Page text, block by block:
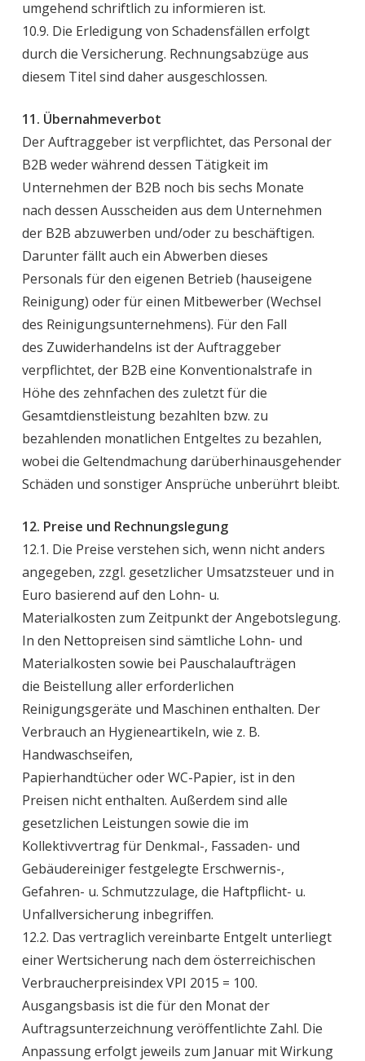
umgehend schriftlich zu informieren ist.
10.9. Die Erledigung von Schadensfällen erfolgt
durch die Versicherung. Rechnungsabzüge aus
diesem Titel sind daher ausgeschlossen.
11. Übernahmeverbot
Der Auftraggeber ist verpflichtet, das Personal der
B2B weder während dessen Tätigkeit im
Unternehmen der B2B noch bis sechs Monate
nach dessen Ausscheiden aus dem Unternehmen
der B2B abzuwerben und/oder zu beschäftigen.
Darunter fällt auch ein Abwerben dieses
Personals für den eigenen Betrieb (hauseigene
Reinigung) oder für einen Mitbewerber (Wechsel
des Reinigungsunternehmens). Für den Fall
des Zuwiderhandelns ist der Auftraggeber
verpflichtet, der B2B eine Konventionalstrafe in
Höhe des zehnfachen des zuletzt für die
Gesamtdienstleistung bezahlten bzw. zu
bezahlenden monatlichen Entgeltes zu bezahlen,
wobei die Geltendmachung darüberhinausgehender
Schäden und sonstiger Ansprüche unberührt bleibt.
12. Preise und Rechnungslegung
12.1. Die Preise verstehen sich, wenn nicht anders
angegeben, zzgl. gesetzlicher Umsatzsteuer und in
Euro basierend auf den Lohn- u.
Materialkosten zum Zeitpunkt der Angebotslegung.
In den Nettopreisen sind sämtliche Lohn- und
Materialkosten sowie bei Pauschalaufträgen
die Beistellung aller erforderlichen
Reinigungsgeräte und Maschinen enthalten. Der
Verbrauch an Hygieneartikeln, wie z. B.
Handwaschseifen,
Papierhandtücher oder WC-Papier, ist in den
Preisen nicht enthalten. Außerdem sind alle
gesetzlichen Leistungen sowie die im
Kollektivvertrag für Denkmal-, Fassaden- und
Gebäudereiniger festgelegte Erschwernis-,
Gefahren- u. Schmutzzulage, die Haftpflicht- u.
Unfallversicherung inbegriffen.
12.2. Das vertraglich vereinbarte Entgelt unterliegt
einer Wertsicherung nach dem österreichischen
Verbraucherpreisindex VPI 2015 = 100.
Ausgangsbasis ist die für den Monat der
Auftragsunterzeichnung veröffentlichte Zahl. Die
Anpassung erfolgt jeweils zum Januar mit Wirkung